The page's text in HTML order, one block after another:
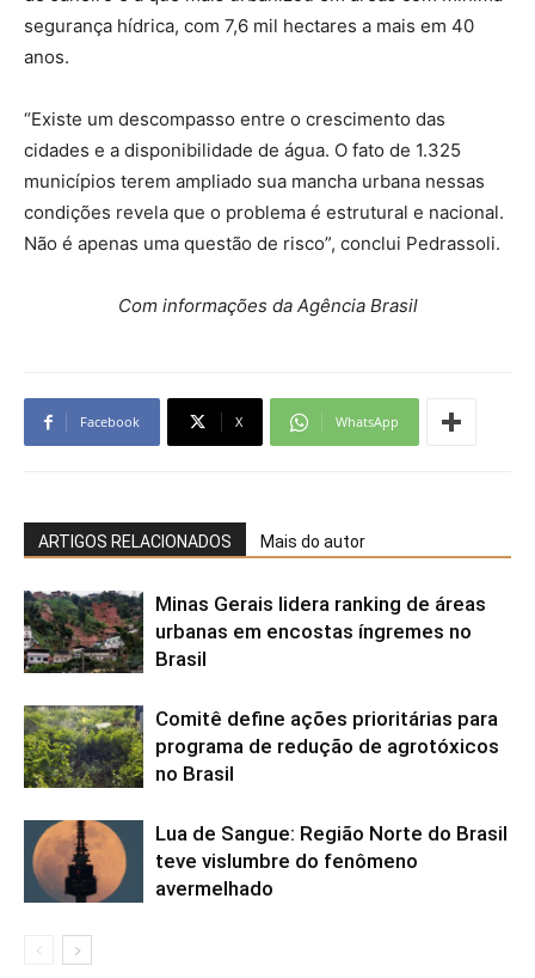
segurança hídrica, com 7,6 mil hectares a mais em 40
anos.
“Existe um descompasso entre o crescimento das
cidades e a disponibilidade de água. O fato de 1.325
municípios terem ampliado sua mancha urbana nessas
condições revela que o problema é estrutural e nacional.
Não é apenas uma questão de risco”, conclui Pedrassoli.
Com informações da Agência Brasil
Facebook X WhatsApp
ARTIGOS RELACIONADOS Mais do autor
Minas Gerais lidera ranking de áreas
urbanas em encostas íngremes no
Brasil
Comitê define ações prioritárias para
programa de redução de agrotóxicos
no Brasil
Lua de Sangue: Região Norte do Brasil
teve vislumbre do fenômeno
avermelhado